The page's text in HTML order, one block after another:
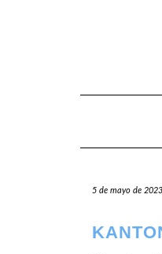
5 de mayo de 2023